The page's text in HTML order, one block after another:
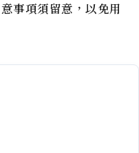
事項須留意，以免用